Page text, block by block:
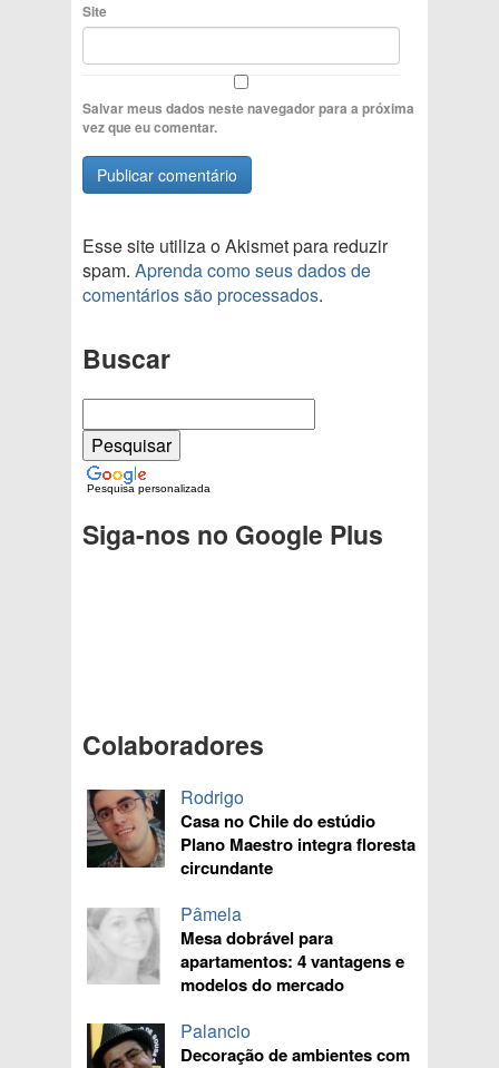
Site
Salvar meus dados neste navegador para a próxima
vez que eu comentar.
Esse site utiliza o Akismet para reduzir
spam. Aprenda como seus dados de
comentários são processados.
Buscar
Pesquisa personalizada
Siga-nos no Google Plus
Colaboradores
Rodrigo
Casa no Chile do estúdio
Plano Maestro integra floresta
circundante
Pâmela
Mesa dobrável para
apartamentos: 4 vantagens e
modelos do mercado
Palancio
Decoração de ambientes com